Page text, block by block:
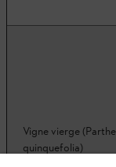
Vigne vierge
quinquefolia)